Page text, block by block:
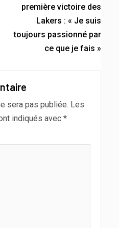
première victoire des
Lakers : « Je suis
toujours passionné par
ce que je fais »
sera pas publiée. Les
indiqués avec *